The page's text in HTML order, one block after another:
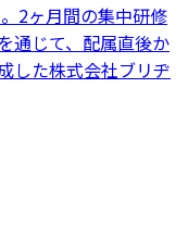
2ヶ月間の集中研修
通じて、配属直後か
した株式会社ブリヂ